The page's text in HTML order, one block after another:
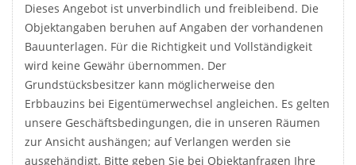
Dieses Angebot ist unverbindlich und freibleibend. Die
Objektangaben beruhen auf Angaben der vorhandenen
Bauunterlagen. Für die Richtigkeit und Vollständigkeit
wird keine Gewähr übernommen. Der
Grundstücksbesitzer kann möglicherweise den
Erbbauzins bei Eigentümerwechsel angleichen. Es gelten
unsere Geschäftsbedingungen, die in unseren Räumen
zur Ansicht aushängen; auf Verlangen werden sie
ausgehändigt. Bitte geben Sie bei Objektanfragen Ihre